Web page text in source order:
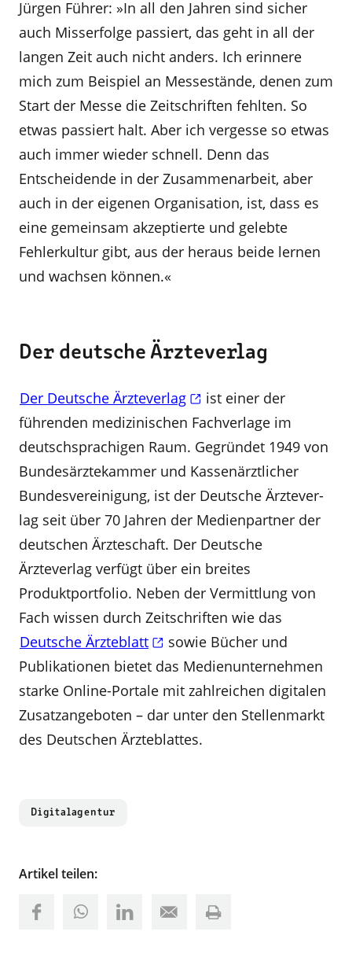
Jürgen Führer: »In all den Jahren sind sicher
auch Misserfolge passiert, das geht in all der
langen Zeit auch nicht anders. Ich erinnere
mich zum Beispiel an Messestände, denen zum
Start der Messe die Zeitschriften fehlten. So
etwas passiert halt. Aber ich vergesse so etwas
auch immer wieder schnell. Denn das
Entscheidende in der Zusammenarbeit, aber
auch in der eigenen Organisation, ist, dass es
eine gemeinsam akzeptierte und gelebte
Fehlerkul­tur gibt, aus der heraus beide lernen
und wachsen können.«
Der deutsche Ärzteverlag
Der Deutsche Ärzteverlag
ist einer der
führenden medizinischen Fachverlage im
deutschsprachigen Raum. Gegründet 1949 von
Bundesärztekammer und Kassenärztlicher
Bundesvereinigung, ist der Deutsche Ärztever­
lag seit über 70 Jahren der Medienpartner der
deutschen Ärzteschaft. Der Deutsche
Ärzteverlag verfügt über ein breites
Produktportfolio. Neben der Vermittlung von
Fach­ wissen durch Zeitschrif­ten wie das
Deutsche Ärzteblatt
sowie Bücher und
Publikationen bietet das Medienunternehmen
starke Online­-Portale mit zahlreichen digitalen
Zusatzangeboten – dar­ unter den Stellenmarkt
des Deutschen Ärzte­blattes.
Digitalagentur
Artikel teilen: